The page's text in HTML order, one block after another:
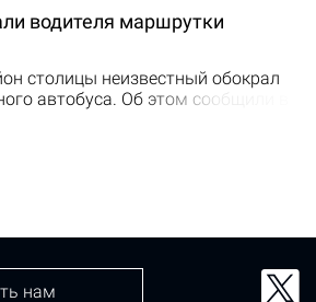
которая недавно
лишения свободы.
пассажирку на территории
и в удобный момент вытащила из
телефон.…
водителя маршрутки
столицы неизвестный обокрал
автобуса. Об этом сообщили в
нам